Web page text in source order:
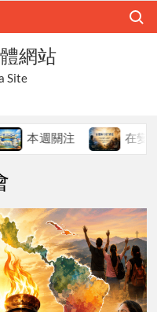
網站
Site
本週關注 在變局中